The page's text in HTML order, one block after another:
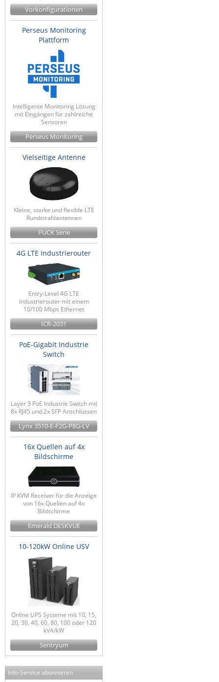
Vorkonfigurationen
Perseus Monitoring
Plattform
Intelligente Monitoring Lösung
mit Eingängen für zahlreiche
Sensoren
Perseus Monitoring
Vielseitige Antenne
Kleine, starke und flexible LTE
Rundstrahlantennen
PUCK Serie
4G LTE Industrierouter
Entry-Level 4G LTE
Industrierouter mit einem
10/100 Mbps Ethernet
ICR-2031
PoE-Gigabit Industrie
Switch
Layer 3 PoE Industrie Switch mit
8x RJ45 und 2x SFP Anschlüssen
Lynx 3510-E-F2G-P8G-LV
16x Quellen auf 4x
Bildschirme
IP KVM Receiver für die Anzeige
von 16x Quellen auf 4x
Bildschirme
Emerald DESKVUE
10-120kW Online USV
Online UPS Systeme mit 10, 15,
20, 30, 40, 60, 80, 100 oder 120
kVA/kW
Sentryum
Info-Service abonnieren